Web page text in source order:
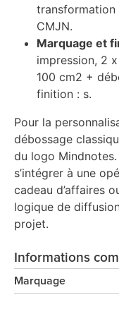
transformation
CMJN.
Marquage et
impression, 2
100 cm2 +
finition : s.
Pour la
débossage
du logo
s’intégrer à une
cadeau d’affaires
logique de
projet.
Informations
Marquage